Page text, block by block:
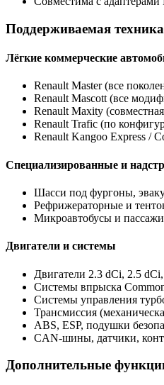
Поддерживаемая
Лёгкие коммерческие
Renault Master (все
Renault Mascott (все
Renault Maxity
Renault Trafic (по
Renault Kangoo Express /
Специализированные и
Шасси под фургоны,
Рефрижераторные и
Микроавтобусы и
Двигатели и системы
Двигатели 2.3 dCi, 2.5
Системы впрыска
Системы управления
Трансмиссия
ABS, ESP, подушки
CAN-шины, датчики,
Дополнительные